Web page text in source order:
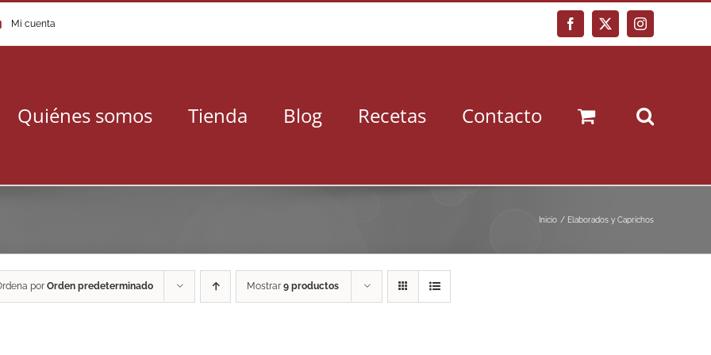
Mi cuenta Facebook
X Instagram
Quiénes somos Tienda Blog Recetas Contacto
Inicio Elaborados y Caprichos
por Orden predeterminado Mostrar 9 productos